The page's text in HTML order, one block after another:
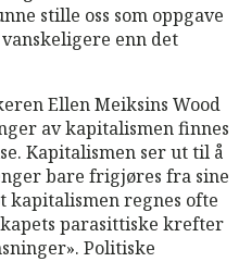
stille oss som oppgave
enn det
Ellen Meiksins Wood
av kapitalismen finnes
Kapitalismen ser ut til å
bare frigjøres fra sine
kapitalismen regnes ofte
parasittiske krefter
Politiske